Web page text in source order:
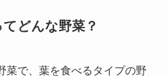
どんな野菜？
菜で、葉を食べるタイプの野